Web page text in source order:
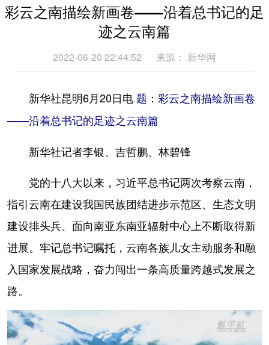
文化 书画 健康 军事
视频 图片
中央文件 金融
彩票 娱乐 时尚
公益 一带一路 亚太网 上市公司
文化产业
地方频道
辽宁 吉林 上海 江苏
浙江 安徽 江西
彩云之南描绘新画卷——沿着总书记的足
迹之云南篇
2022-06-20 22:44:52 来源： 新华网
新华社昆明6月20日电 题：彩云之南描绘新画卷
——沿着总书记的足迹之云南篇
新华社记者李银、吉哲鹏、林碧锋
党的十八大以来，习近平总书记两次考察云南，
指引云南在建设我国民族团结进步示范区、生态文明
建设排头兵、面向南亚东南亚辐射中心上不断取得新
进展。牢记总书记嘱托，云南各族儿女主动服务和融
入国家发展战略，奋力闯出一条高质量跨越式发展之
路。